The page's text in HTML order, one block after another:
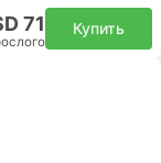
71 Купить